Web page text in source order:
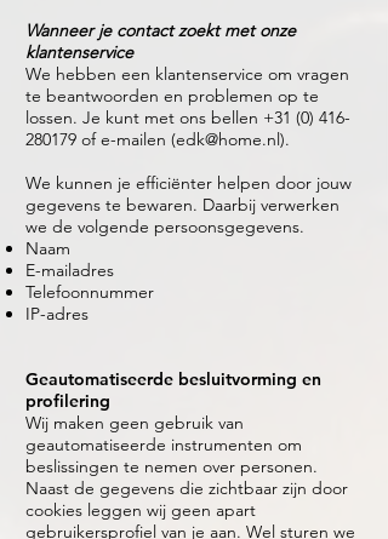
Wanneer je contact zoekt met onze
klantenservice
We hebben een klantenservice om vragen
te beantwoorden en problemen op te
lossen. Je kunt met ons bellen +31 (0) 416-
280179 of e-mailen (edk@home.nl).
We kunnen je efficiënter helpen door jouw
gegevens te bewaren. Daarbij verwerken
we de volgende persoonsgegevens.
Naam
E-mailadres
Telefoonnummer
IP-adres
Geautomatiseerde besluitvorming en
profilering
Wij maken geen gebruik van
geautomatiseerde instrumenten om
beslissingen te nemen over personen.
Naast de gegevens die zichtbaar zijn door
cookies leggen wij geen apart
gebruikersprofiel van je aan. Wel sturen we